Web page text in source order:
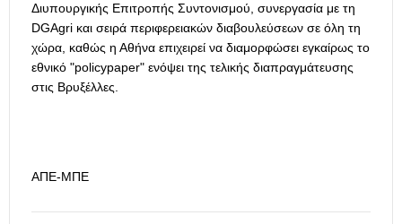
Διυπουργικής Επιτροπής Συντονισμού, συνεργασία με τη
DGAgri και σειρά περιφερειακών διαβουλεύσεων σε όλη τη
χώρα, καθώς η Αθήνα επιχειρεί να διαμορφώσει εγκαίρως το
εθνικό "policypaper" ενόψει της τελικής διαπραγμάτευσης
στις Βρυξέλλες.
ΑΠΕ-ΜΠΕ